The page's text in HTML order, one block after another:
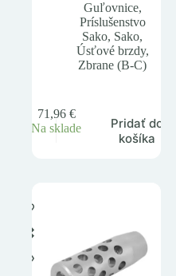
Guľovnice,
Príslušenstvo
Sako, Sako,
Úsťové brzdy,
Zbrane (B-C)
71,96 €
Na sklade
Pridať do
košíka